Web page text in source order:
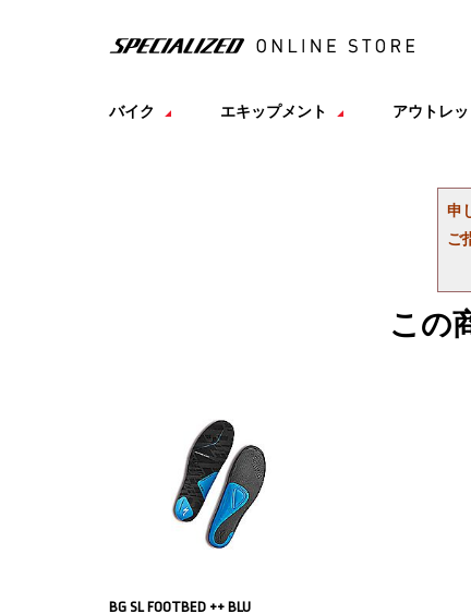
バイク エキップメント アウトレッ
申
ご
この
BG SL FOOTBED ++ BLU